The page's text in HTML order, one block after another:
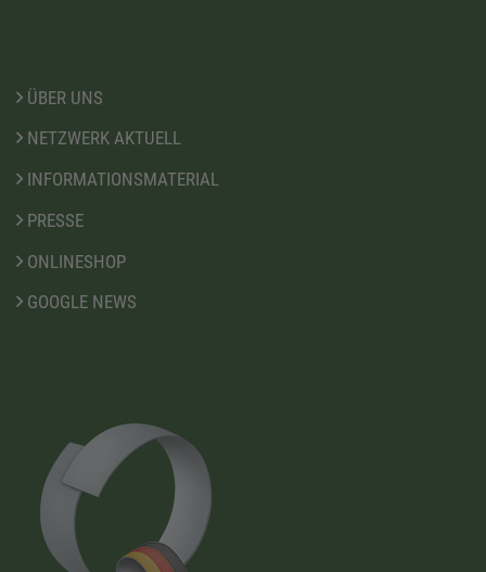
ÜBER UNS
NETZWERK AKTUELL
INFORMATIONSMATERIAL
PRESSE
ONLINESHOP
GOOGLE NEWS